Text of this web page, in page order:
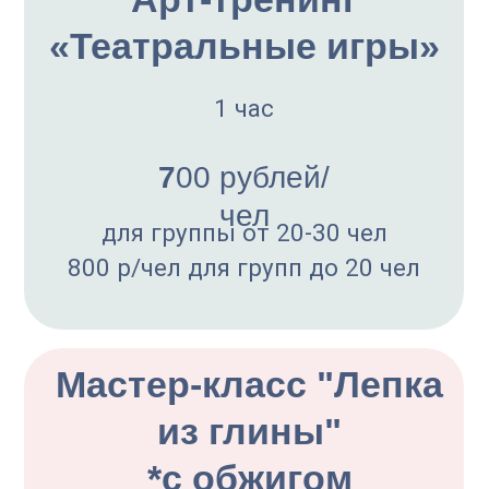
чел
Мастер-класс
"Роспись пряников"
для группы более 20 чел,
950 рублей/чел до 20 человек
800 рублей/
чел
р/чел - группа 10-20 человек, 1100
теневого театра
участвуем в театре теней)